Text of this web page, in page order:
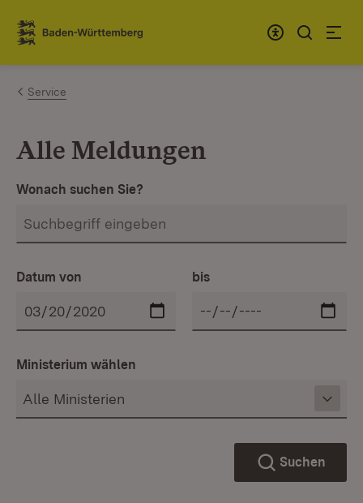
Zum Inhalt springen
Link zur Startseite
Service
Alle Meldungen
Wonach suchen Sie?
Datum von bis
Ministerium wählen
Suchen